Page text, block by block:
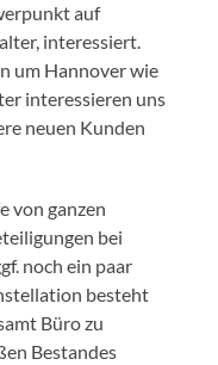
auf
interessiert.
um Hannover wie
interessieren uns
neuen Kunden
von ganzen
bei
noch ein paar
besteht
Büro zu
Bestandes